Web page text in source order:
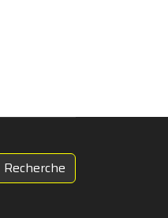
Recherche